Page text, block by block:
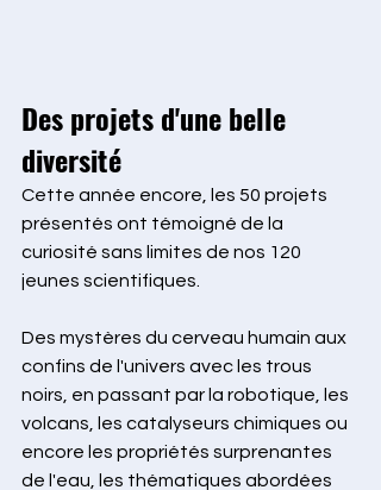
Des projets d'une belle
diversité
Cette année encore, les 50 projets
présentés ont témoigné de la
curiosité sans limites de nos 120
jeunes scientifiques.
Des mystères du cerveau humain aux
confins de l'univers avec les trous
noirs, en passant par la robotique, les
volcans, les catalyseurs chimiques ou
encore les propriétés surprenantes
de l'eau, les thématiques abordées